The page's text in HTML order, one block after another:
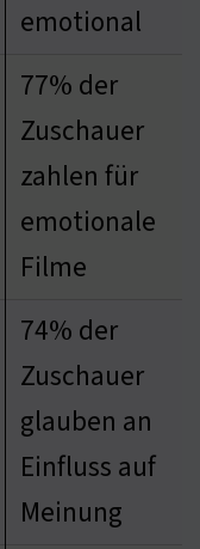
emotional
77% der
Zuschauer
zahlen für
emotionale
Filme
74% der
Zuschauer
glauben an
Einfluss auf
Meinung